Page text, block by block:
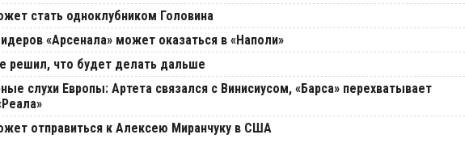
стать одноклубником Головина
«Арсенала» может оказаться в «Наполи»
решил, что будет делать дальше
слухи Европы: Артета связался с Винисиусом, «Барса» перехватывает
отправиться к Алексею Миранчуку в США